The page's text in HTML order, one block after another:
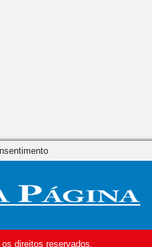
direitos reservados.